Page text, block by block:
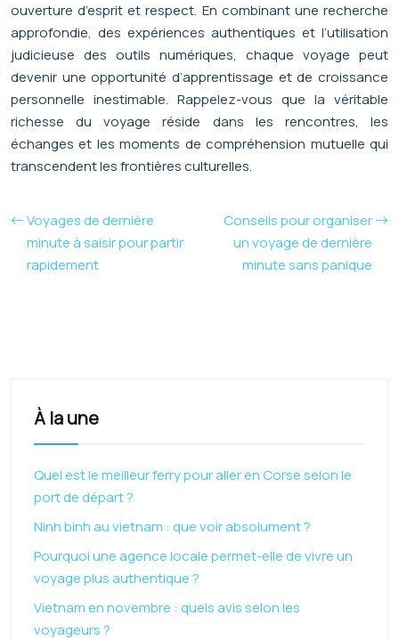
ouverture d’esprit et respect. En combinant une recherche
approfondie, des expériences authentiques et l’utilisation
judicieuse des outils numériques, chaque voyage peut
devenir une opportunité d’apprentissage et de croissance
personnelle inestimable. Rappelez-vous que la véritable
richesse du voyage réside dans les rencontres, les
échanges et les moments de compréhension mutuelle qui
transcendent les frontières culturelles.
Voyages de dernière
minute à saisir pour partir
rapidement
Conseils pour organiser
un voyage de dernière
minute sans panique
À la une
Quel est le meilleur ferry pour aller en Corse selon le
port de départ ?
Ninh binh au vietnam : que voir absolument ?
Pourquoi une agence locale permet-elle de vivre un
voyage plus authentique ?
Vietnam en novembre : quels avis selon les
voyageurs ?